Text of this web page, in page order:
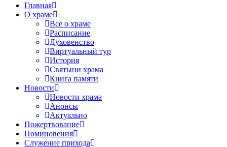
Главная
О храме
Все о храме
Расписание
Духовенство
Виртуальный тур
История
Святыни храма
Книга памяти
Новости
Новости храма
Анонсы
Актуально
Пожертвование
Поминовения
Служение прихода